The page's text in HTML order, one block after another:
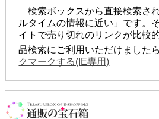
検索ボックスから直接検索さ
ルタイムの情報に近い」です。
イトで売り切れのリンクが比較
品検索にご利用いただけました
クマークする(IE専用)